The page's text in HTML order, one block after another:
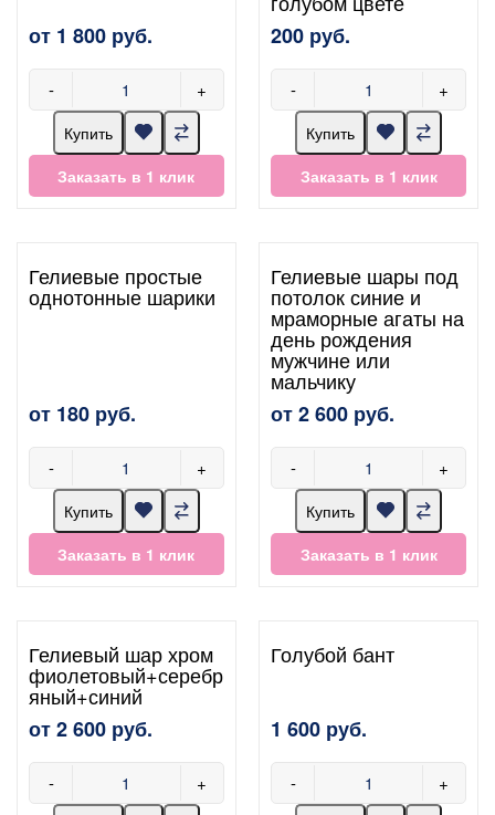
от 1 800 руб.
- +
Купить
Заказать в 1 клик
200 руб.
- +
Купить
Заказать в 1 клик
Гелиевые простые
однотонные шарики
от 180 руб.
- +
Купить
Заказать в 1 клик
Гелиевые шары под
потолок синие и
мраморные агаты на
день рождения
мужчине или
мальчику
от 2 600 руб.
- +
Купить
Заказать в 1 клик
Гелиевый шар хром
фиолетовый+серебр
яный+синий
от 2 600 руб.
- +
Голубой бант
1 600 руб.
- +